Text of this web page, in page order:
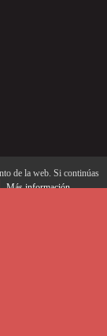
de la web. Si continúas
Más información